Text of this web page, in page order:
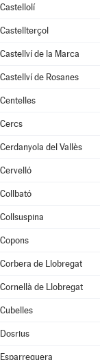
Castellolí
Castellterçol
Castellví de la Marca
Castellví de Rosanes
Centelles
Cercs
Cerdanyola del Vallès
Cervelló
Collbató
Collsuspina
Copons
Corbera de Llobregat
Cornellà de Llobregat
Cubelles
Dosrius
Esparreguera